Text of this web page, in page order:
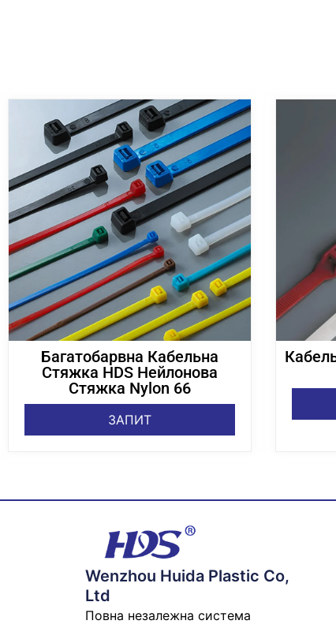
Багатобарвна Кабельна
Стяжка HDS Нейлонова
Стяжка Nylon 66
ЗАПИТ
Wenzhou Huida Plastic Co,
Ltd
Повна незалежна система